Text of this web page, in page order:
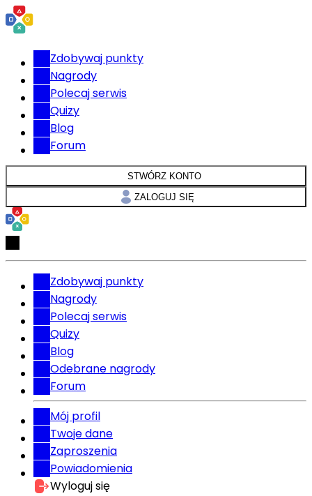
Zdobywaj punkty
Nagrody
Polecaj serwis
Quizy
Blog
Forum
STWÓRZ KONTO
ZALOGUJ SIĘ
Zdobywaj punkty
Nagrody
Polecaj serwis
Quizy
Blog
Odebrane nagrody
Forum
Mój profil
Twoje dane
Zaproszenia
Powiadomienia
Wyloguj się